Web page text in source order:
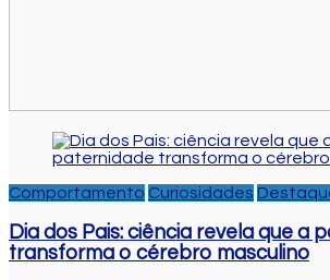
Comportamento Curiosidades
Dia dos Pais: ciência revela que a
transforma o cérebro masculino